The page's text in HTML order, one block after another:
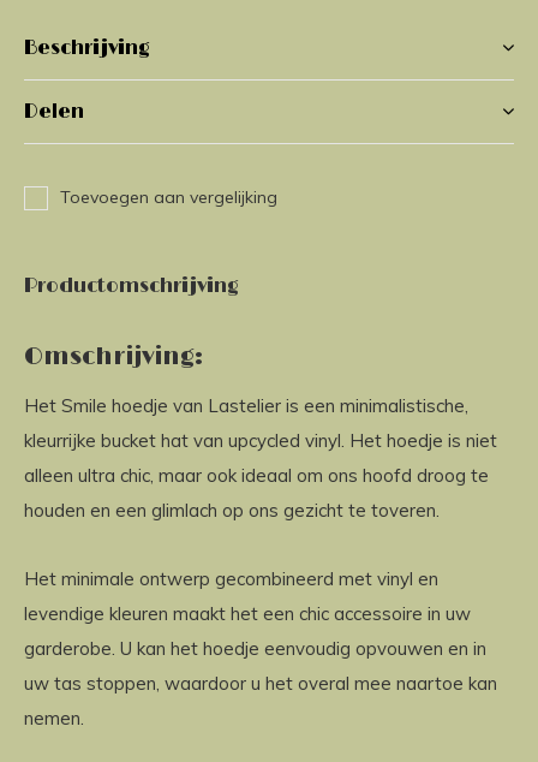
Beschrijving
Delen
Toevoegen aan vergelijking
Productomschrijving
Omschrijving:
Het Smile hoedje van Lastelier is een minimalistische,
kleurrijke bucket hat van upcycled vinyl. Het hoedje is niet
alleen ultra chic, maar ook ideaal om ons hoofd droog te
houden en een glimlach op ons gezicht te toveren.
Het minimale ontwerp gecombineerd met vinyl en
levendige kleuren maakt het een chic accessoire in uw
garderobe. U kan het hoedje eenvoudig opvouwen en in
uw tas stoppen, waardoor u het overal mee naartoe kan
nemen.